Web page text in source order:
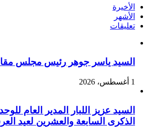
الأخيرة
الأشهر
تعليقات
السيد ياسر جوهر رئيس مجلس مقاطعة فاس
1 أغسطس، 2026
السيد عزيز اللبار المدير العام
الذكرى السابعة والعشرين لعيد